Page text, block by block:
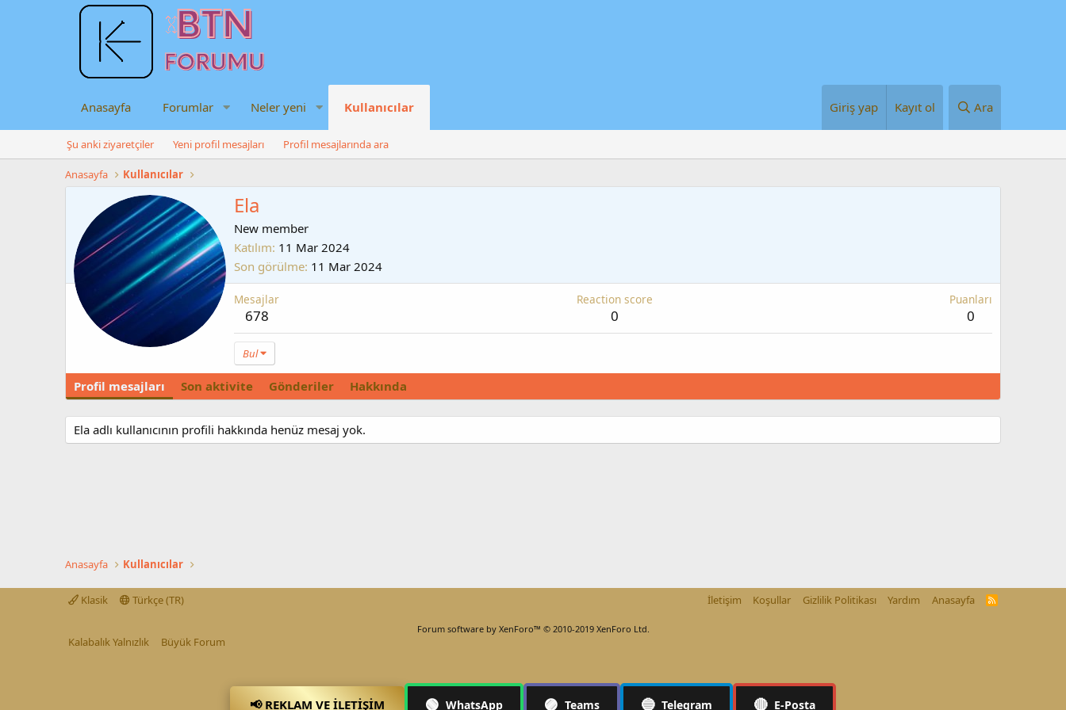
Anasayfa Forumlar Neler yeni Kullanıcılar Giriş yap Kayıt ol Ara
Şu anki ziyaretçiler Yeni profil mesajları Profil mesajlarında ara
Anasayfa Kullanıcılar
Ela
New member
Katılım 11 Mar 2024
Son görülme 11 Mar 2024
Mesajlar
678
Reaction score
0
Puanları
0
Bul
Profil mesajları Son aktivite Gönderiler Hakkında
Ela adlı kullanıcının profili hakkında henüz mesaj yok.
Anasayfa Kullanıcılar
Klasik Türkçe (TR) İletişim Koşullar Gizlilik Politikası Yardım Anasayfa
R
Forum software by XenForo™ © 2010-2019 XenForo Ltd.
Kalabalık Yalnızlık Büyük Forum
📢 REKLAM VE İLETIŞIM 🟢 WhatsApp 🟣 Teams 🔵 Telegram 🔴 E-Posta